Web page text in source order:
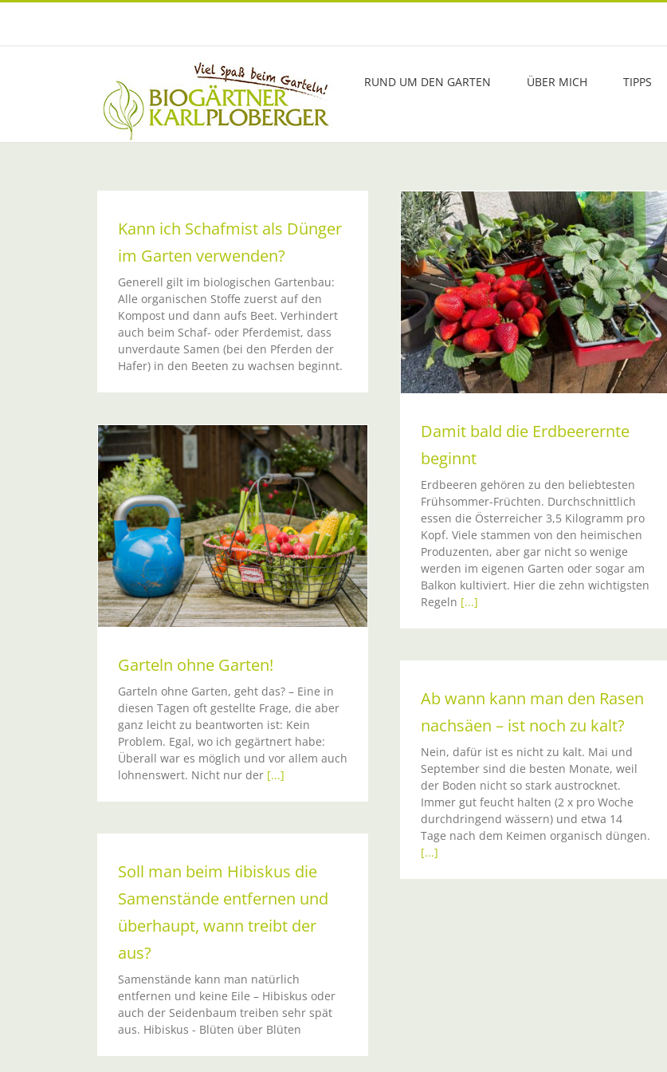
Zum
RUND UM DEN GARTEN ÜBER MICH TIPPS
Kann ich Schafmist als Dünger
im Garten verwenden?
Generell gilt im biologischen Gartenbau:
Alle organischen Stoffe zuerst auf den
Kompost und dann aufs Beet. Verhindert
auch beim Schaf- oder Pferdemist, dass
unverdaute Samen (bei den Pferden der
Hafer) in den Beeten zu wachsen beginnt.
Damit bald die Erdbeerernte beginnt
Aktuelle Infos
Damit bald die Erdbeerernte
beginnt
Erdbeeren gehören zu den beliebtesten
Frühsommer-Früchten. Durchschnittlich
essen die Österreicher 3,5 Kilogramm pro
Kopf. Viele stammen von den heimischen
Produzenten, aber gar nicht so wenige
werden im eigenen Garten oder sogar am
Balkon kultiviert. Hier die zehn wichtigsten
Regeln [...]
Gartenkalender – Bald kommen
Tomate & Co ins Freie
Gartenkalender
Garteln ohne Garten!
Garteln ohne Garten, geht das? – Eine in
diesen Tagen oft gestellte Frage, die aber
ganz leicht zu beantworten ist: Kein
Problem. Egal, wo ich gegärtnert habe:
Überall war es möglich und vor allem auch
lohnenswert. Nicht nur der [...]
Ein naturnaher
Selbstversorgergarten in „Natur im
Garten“
Aktuelle Infos
Ab wann kann man den Rasen
nachsäen – ist noch zu kalt?
Nein, dafür ist es nicht zu kalt. Mai und
September sind die besten Monate, weil
der Boden nicht so stark austrocknet.
Immer gut feucht halten (2 x pro Woche
durchdringend wässern) und etwa 14
Tage nach dem Keimen organisch düngen.
[...]
Soll man beim Hibiskus die
Samenstände entfernen und
überhaupt, wann treibt der
aus?
Samenstände kann man natürlich
entfernen und keine Eile – Hibiskus oder
auch der Seidenbaum treiben sehr spät
aus. Hibiskus - Blüten über Blüten